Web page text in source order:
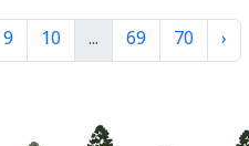
9 10 ... 69 70 ›